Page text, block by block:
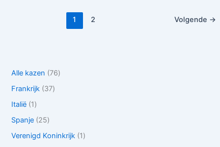
Alle kazen 767
u
Frankrijk 373
d
Italië 11
r
o
Spanje 252
p
Verenigd Koninkrijk 11
1 2 Volgende →